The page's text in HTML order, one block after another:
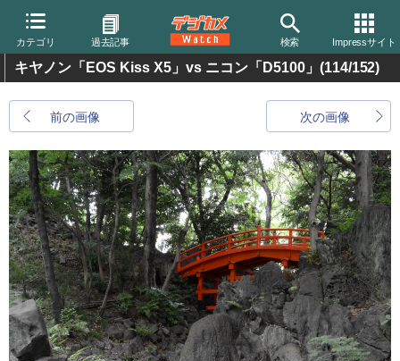
カテゴリ 過去記事 検索 Impressサイト
キヤノン「EOS Kiss X5」vs ニコン「D5100」 (114/152)
前の画像 次の画像